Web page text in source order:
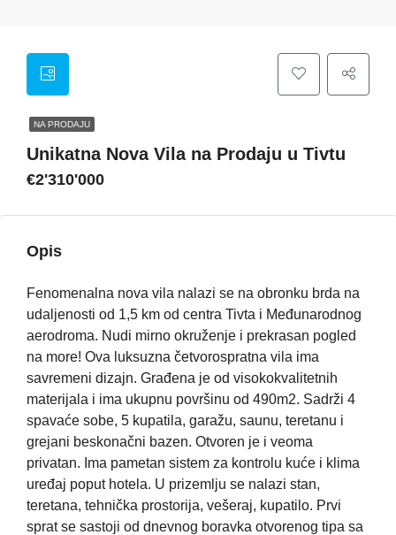
NA PRODAJU
Unikatna Nova Vila na Prodaju u Tivtu
€2'310'000
Opis
Fenomenalna nova vila nalazi se na obronku brda na
udaljenosti od 1,5 km od centra Tivta i Međunarodnog
aerodroma. Nudi mirno okruženje i prekrasan pogled
na more! Ova luksuzna četvorospratna vila ima
savremeni dizajn. Građena je od visokokvalitetnih
materijala i ima ukupnu površinu od 490m2. Sadrži 4
spavaće sobe, 5 kupatila, garažu, saunu, teretanu i
grejani beskonačni bazen. Otvoren je i veoma
privatan. Ima pametan sistem za kontrolu kuće i klima
uređaj poput hotela. U prizemlju se nalazi stan,
teretana, tehnička prostorija, vešeraj, kupatilo. Prvi
sprat se sastoji od dnevnog boravka otvorenog tipa sa